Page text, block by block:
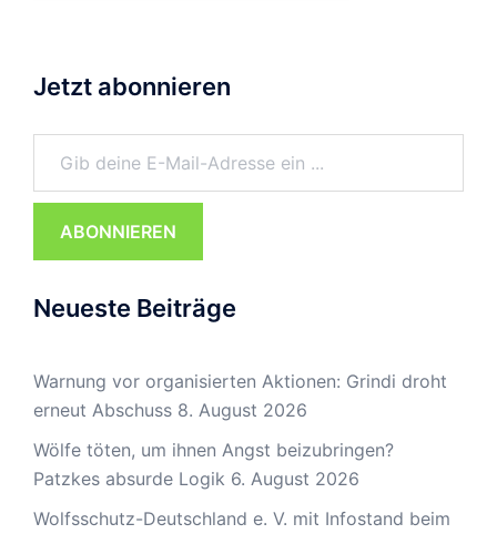
Jetzt abonnieren
Gib deine E-Mail-Adresse ein ...
ABONNIEREN
Neueste Beiträge
Warnung vor organisierten Aktionen: Grindi droht
erneut Abschuss 8. August 2026
Wölfe töten, um ihnen Angst beizubringen?
Patzkes absurde Logik 6. August 2026
Wolfsschutz-Deutschland e. V. mit Infostand beim